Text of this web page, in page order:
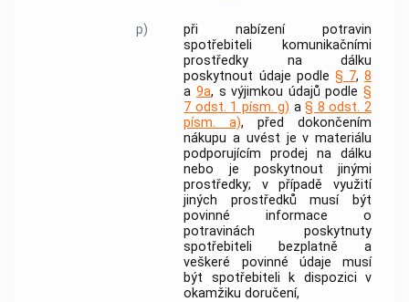
p)
při nabízení potravin
spotřebiteli komunikačními
prostředky na dálku
poskytnout údaje podle § 7, 8
a 9a, s výjimkou údajů podle§
7 odst. 1 písm. g) a§ 8 odst. 2
písm. a), před dokončením
nákupu a uvést je v materiálu
podporujícím prodej na dálku
nebo je poskytnout jinými
prostředky; v případě využití
jiných prostředků musí být
povinné informace o
potravinách poskytnuty
spotřebiteli bezplatně a
veškeré povinné údaje musí
být spotřebiteli k dispozici v
okamžiku doručení,